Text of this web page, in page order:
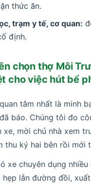
thức ăn.
trạm y tế, cơ quan:
định.
chọn thợ Môi
cho việc hút bể
tâm nhất là minh
báo. Chúng tôi đo
xe, mời chủ nhà xem
thu ký hai bên rồi mới
xe chuyên dụng nhiều
lẫn đường đồi,